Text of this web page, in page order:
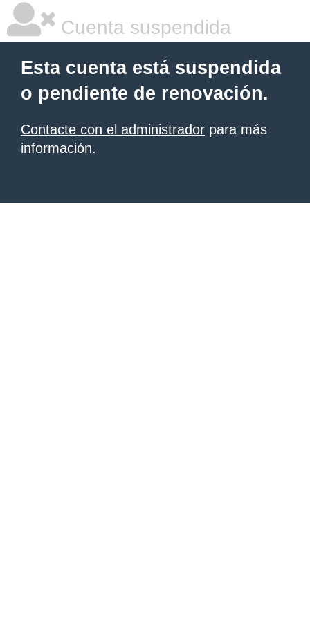
Cuenta suspendida
Esta cuenta está suspendida
o pendiente de renovación.
Contacte con el administrador para más
información.